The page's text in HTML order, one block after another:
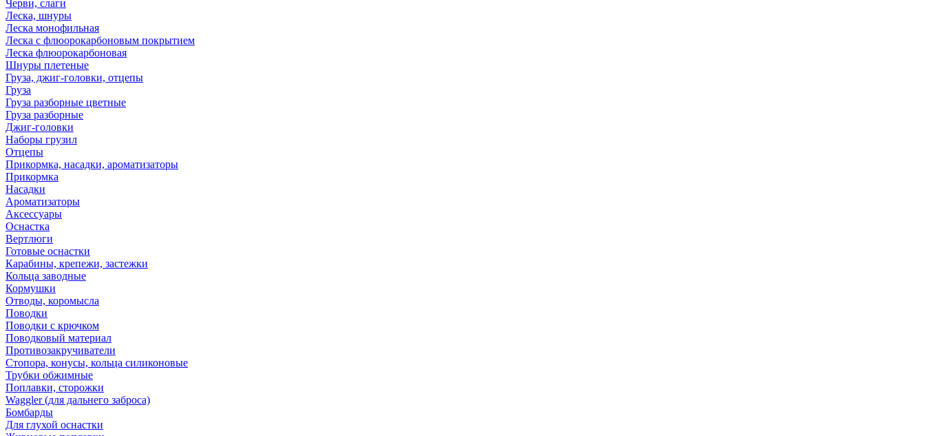
Черви, слаги
Леска, шнуры
Леска монофильная
Леска с флюорокарбоновым покрытием
Леска флюорокарбоновая
Шнуры плетеные
Груза, джиг-головки, отцепы
Груза
Груза разборные цветные
Груза разборные
Джиг-головки
Наборы грузил
Отцепы
Прикормка, насадки, ароматизаторы
Прикормка
Насадки
Ароматизаторы
Аксессуары
Оснастка
Вертлюги
Готовые оснастки
Карабины, крепежи, застежки
Кольца заводные
Кормушки
Отводы, коромысла
Поводки
Поводки с крючком
Поводковый материал
Противозакручиватели
Стопора, конусы, кольца силиконовые
Трубки обжимные
Поплавки, сторожки
Waggler (для дальнего заброса)
Бомбарды
Для глухой оснастки